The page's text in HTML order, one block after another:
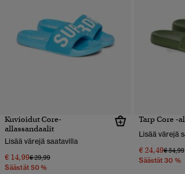
Kuvioidut Core-
allassandaalit
Lisää värejä saatavilla
€ 14,99Hinta alennettu hinnasta
€ 29,99hintaan
Säästät 50 %
Tarp Core -
Lisää värejä
€ 24,49Hinta
€ 34,99
Säästät 30 %